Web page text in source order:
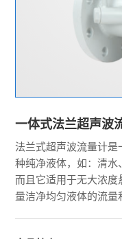
一体式法兰超声波
法兰式超声波流量计
种纯净液体，如：清水
而且它适用于无大浓度
量洁净均匀液体的流量